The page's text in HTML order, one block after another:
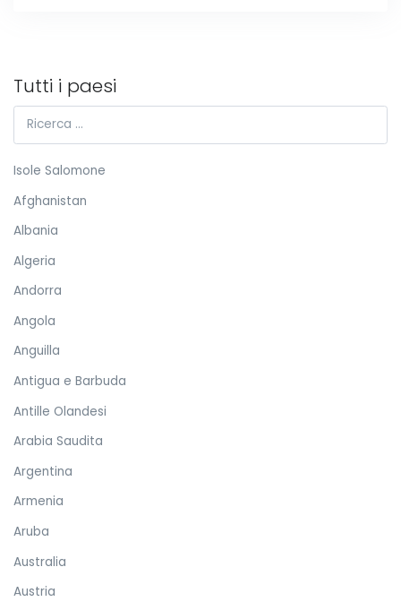
Tutti i paesi
Isole Salomone
Afghanistan
Albania
Algeria
Andorra
Angola
Anguilla
Antigua e Barbuda
Antille Olandesi
Arabia Saudita
Argentina
Armenia
Aruba
Australia
Austria